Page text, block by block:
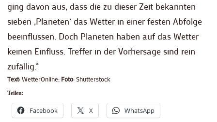
ging davon aus, dass die zu dieser Zeit bekannten
sieben ‚Planeten‘ das Wetter in einer festen Abfolge
beeinflussen. Doch Planeten haben auf das Wetter
keinen Einfluss. Treffer in der Vorhersage sind rein
zufällig.“
Text: WetterOnline; Foto: Shutterstock
Teilen:
Facebook X WhatsApp